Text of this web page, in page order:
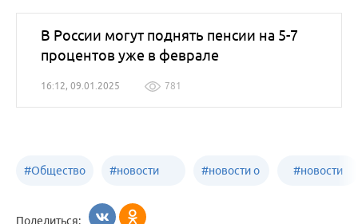
В России могут поднять пенсии на 5-7
процентов уже в феврале
16:12, 09.01.2025 781
#Общество #новости
образования
#новости о #новости
Поделиться: